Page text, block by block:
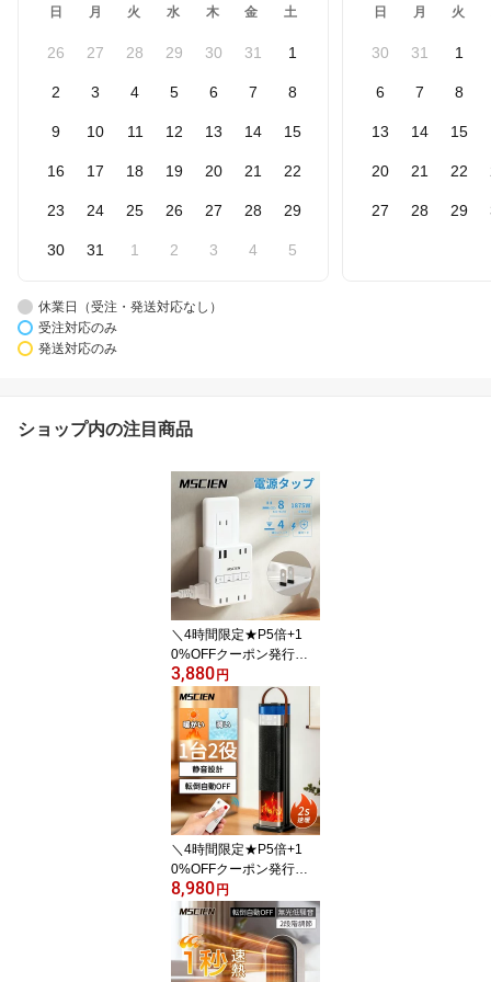
日 月 火 水 木 金 土
26 27 28 29 30 31 1
2 3 4 5 6 7 8
9 10 11 12 13 14 15
16 17 18 19 20 21 22
23 24 25 26 27 28 29
30 31 1 2 3 4 5
日 月 火
30 31 1
6 7 8
13 14 15
20 21 22
27 28 29
休業日（受注・発送対応なし）
受注対応のみ
発送対応のみ
ショップ内の注目商品
＼4時間限定★P5倍+1
0%OFFクーポン発行
中！／【MSCIEN】電源
タップ usb付き コンセン
ト 小型軽量 個別スイッ
チ usb 2個usb-c 2個usb-
a 4個AC口 USB-C コン
セントタップ 雷ガードo
aタップ 直挿しタップ た
こあし マルチタップ 187
5w定格出力
3,880 円
＼4時間限定★P5倍+1
0%OFFクーポン発行
中！／ファンヒーター 2
秒速暖 小型 静音 省エネ
足元ヒーター 15畳部屋
対応 電気ヒーター 3段階
調節 転倒自動オフ 大風
8,980 円